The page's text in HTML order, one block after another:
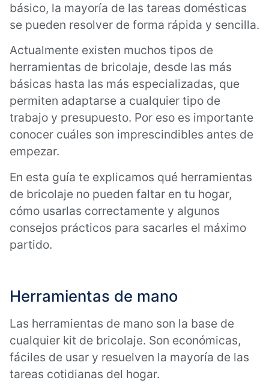
básico, la mayoría de las tareas domésticas
se pueden resolver de forma rápida y sencilla.
Actualmente existen muchos tipos de
herramientas de bricolaje, desde las más
básicas hasta las más especializadas, que
permiten adaptarse a cualquier tipo de
trabajo y presupuesto. Por eso es importante
conocer cuáles son imprescindibles antes de
empezar.
En esta guía te explicamos qué herramientas
de bricolaje no pueden faltar en tu hogar,
cómo usarlas correctamente y algunos
consejos prácticos para sacarles el máximo
partido.
Herramientas de mano
Las herramientas de mano son la base de
cualquier kit de bricolaje. Son económicas,
fáciles de usar y resuelven la mayoría de las
tareas cotidianas del hogar.